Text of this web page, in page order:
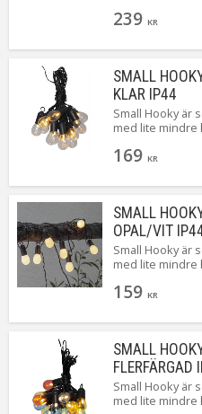
du väljer att
239 KR
SMALL
KLAR IP44
Small Hooky är
med lite mindre
sken. Perfekt
169 KR
SMALL
OPAL/VIT
Small Hooky är
med lite mindre
sken. Perfekt
159 KR
SMALL
FLERFÄRGAD
Small Hooky är
med lite mindre